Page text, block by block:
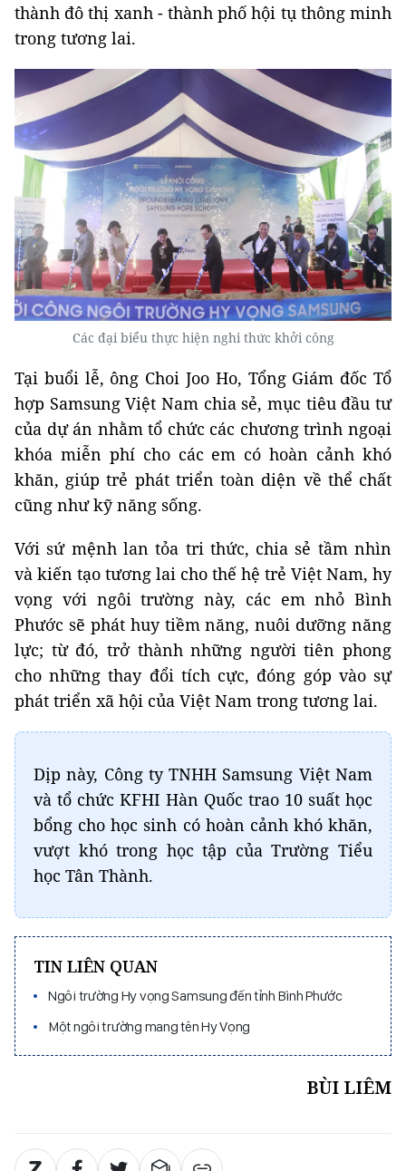
thành đô thị xanh - thành phố hội tụ thông minh
trong tương lai.
Các đại biểu thực hiện nghi thức khởi công
Tại buổi lễ, ông Choi Joo Ho, Tổng Giám đốc Tổ
hợp Samsung Việt Nam chia sẻ, mục tiêu đầu tư
của dự án nhằm tổ chức các chương trình ngoại
khóa miễn phí cho các em có hoàn cảnh khó
khăn, giúp trẻ phát triển toàn diện về thể chất
cũng như kỹ năng sống.
Với sứ mệnh lan tỏa tri thức, chia sẻ tầm nhìn
và kiến tạo tương lai cho thế hệ trẻ Việt Nam, hy
vọng với ngôi trường này, các em nhỏ Bình
Phước sẽ phát huy tiềm năng, nuôi dưỡng năng
lực; từ đó, trở thành những người tiên phong
cho những thay đổi tích cực, đóng góp vào sự
phát triển xã hội của Việt Nam trong tương lai.
Dịp này, Công ty TNHH Samsung Việt Nam
và tổ chức KFHI Hàn Quốc trao 10 suất học
bổng cho học sinh có hoàn cảnh khó khăn,
vượt khó trong học tập của Trường Tiểu
học Tân Thành.
TIN LIÊN QUAN
Ngôi trường Hy vọng Samsung đến tỉnh Bình Phước
Một ngôi trường mang tên Hy Vọng
BÙI LIÊM